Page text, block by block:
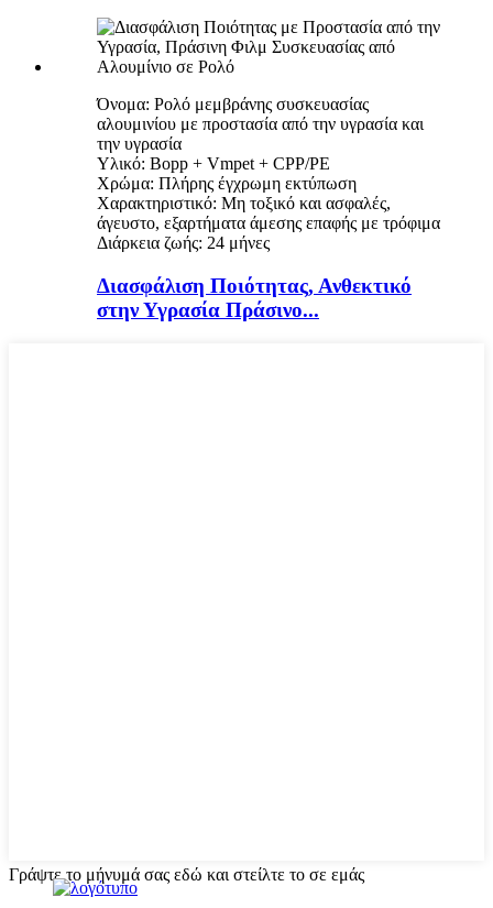
Όνομα: Ρολό μεμβράνης συσκευασίας
αλουμινίου με προστασία από την υγρασία και
την υγρασία
Υλικό: Bopp + Vmpet + CPP/PE
Χρώμα: Πλήρης έγχρωμη εκτύπωση
Χαρακτηριστικό: Μη τοξικό και ασφαλές,
άγευστο, εξαρτήματα άμεσης επαφής με τρόφιμα
Διάρκεια ζωής: 24 μήνες
Διασφάλιση Ποιότητας, Ανθεκτικό
στην Υγρασία Πράσινο...
Γράψτε το μήνυμά σας εδώ και στείλτε το σε εμάς